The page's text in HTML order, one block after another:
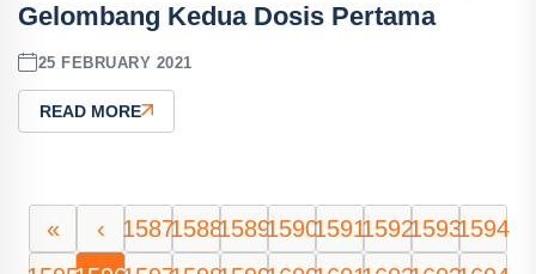
Gelombang Kedua Dosis Pertama
25 FEBRUARY 2021
READ MORE
« ‹ 15871588158915901591159215931594